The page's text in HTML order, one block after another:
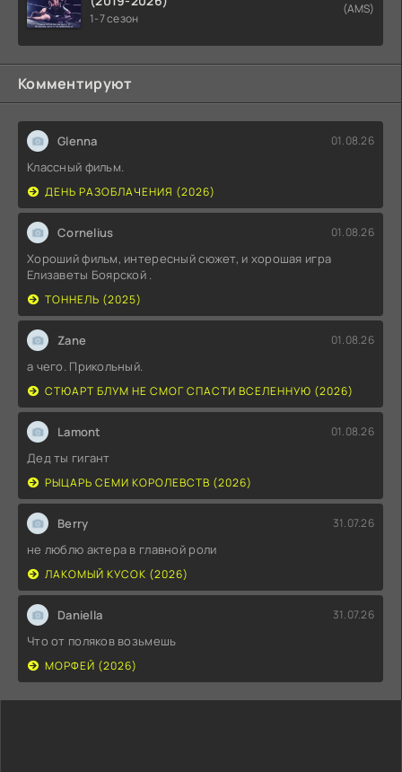
1-7 сезон
(AMS)
Комментируют
Glenna 01.08.26
Классный фильм.
ДЕНЬ РАЗОБЛАЧЕНИЯ (2026)
Cornelius 01.08.26
Хороший фильм, интересный сюжет, и хорошая игра
Елизаветы Боярской .
ТОННЕЛЬ (2025)
Zane 01.08.26
а чего. Прикольный.
СТЮАРТ БЛУМ НЕ СМОГ СПАСТИ ВСЕЛЕННУЮ (2026)
Lamont 01.08.26
Дед ты гигант
РЫЦАРЬ СЕМИ КОРОЛЕВСТВ (2026)
Berry 31.07.26
не люблю актера в главной роли
ЛАКОМЫЙ КУСОК (2026)
Daniella 31.07.26
Что от поляков возьмешь
МОРФЕЙ (2026)